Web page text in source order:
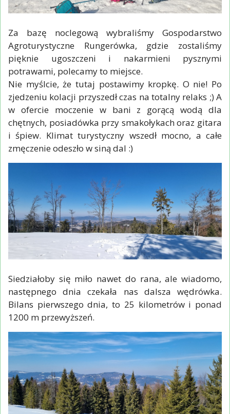
Za bazę noclegową wybraliśmy Gospodarstwo
Agroturystyczne Rungerówka, gdzie zostaliśmy
pięknie ugoszczeni i nakarmieni pysznymi
potrawami, polecamy to miejsce.
Nie myślcie, że tutaj postawimy kropkę. O nie! Po
zjedzeniu kolacji przyszedł czas na totalny relaks ;) A
w ofercie moczenie w bani z gorącą wodą dla
chętnych, posiadówka przy smakołykach oraz gitara
i śpiew. Klimat turystyczny wszedł mocno, a całe
zmęczenie odeszło w siną dal :)
Siedziałoby się miło nawet do rana, ale wiadomo,
następnego dnia czekała nas dalsza wędrówka.
Bilans pierwszego dnia, to 25 kilometrów i ponad
1200 m przewyższeń.